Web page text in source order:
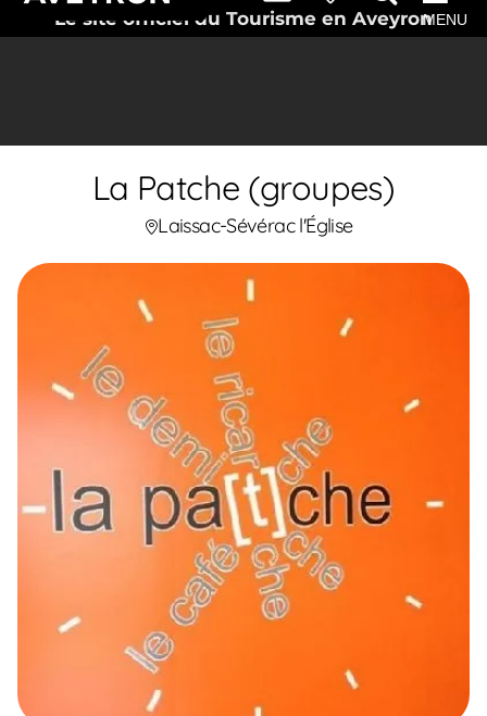
Le site officiel du Tourisme en AveyronMENU
La Patche (groupes)
Laissac-Sévérac l'Église